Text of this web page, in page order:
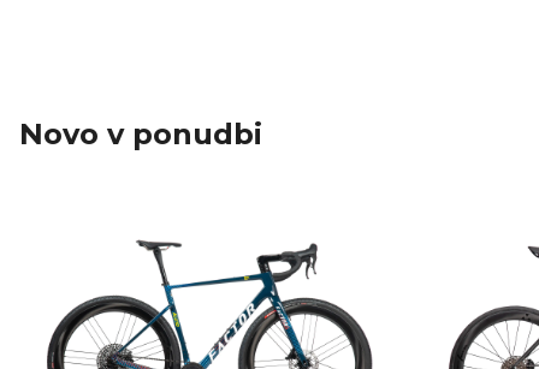
Novo v ponudbi